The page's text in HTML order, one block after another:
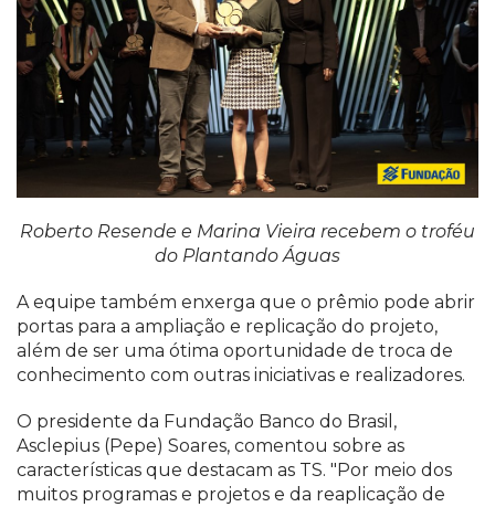
Roberto Resende e Marina Vieira recebem o troféu
do Plantando Águas
A equipe também enxerga que o prêmio pode abrir
portas para a ampliação e replicação do projeto,
além de ser uma ótima oportunidade de troca de
conhecimento com outras iniciativas e realizadores.
O presidente da Fundação Banco do Brasil,
Asclepius (Pepe) Soares, comentou sobre as
características que destacam as TS. "Por meio dos
muitos programas e projetos e da reaplicação de